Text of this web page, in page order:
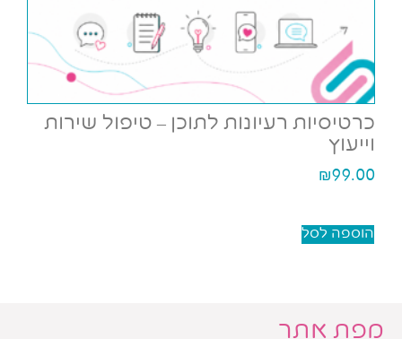
כרטיסיות רעיונות לתוכן – טיפול שירות
וייעוץ
₪99.00
הוספה לסל
מפת אתר